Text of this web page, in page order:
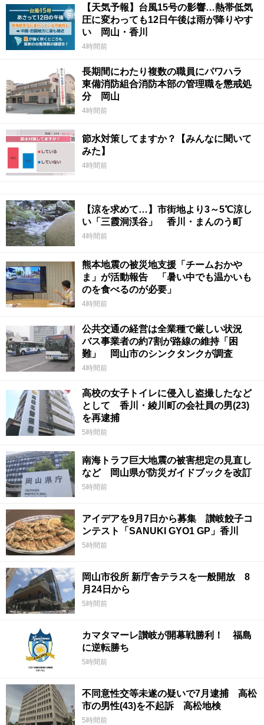
【天気予報】台風15号の影響…熱帯低気
圧に変わっても12日午後は雨が降りやす
い 岡山・香川
4時間前
長期間にわたり複数の職員にパワハラ
東備消防組合消防本部の管理職を懲戒処
分 岡山
4時間前
節水対策してますか？【みんなに聞いて
みた】
4時間前
【涼を求めて…】市街地より3～5℃涼し
い「三霞洞渓谷」 香川・まんのう町
4時間前
熊本地震の被災地支援「チームおかや
ま」が活動報告 「暑い中でも温かいも
のを食べるのが必要」
4時間前
公共交通の経営は全業種で厳しい状況
バス事業者の約7割が路線の維持「困
難」 岡山市のシンクタンクが調査
4時間前
高校の女子トイレに侵入し盗撮したなど
として 香川・綾川町の会社員の男(23)
を再逮捕
5時間前
南海トラフ巨大地震の被害想定の見直し
など 岡山県が防災ガイドブックを改訂
5時間前
アイデアを9月7日から募集 讃岐餃子コ
ンテスト「SANUKI GYO1 GP」香川
5時間前
岡山市役所 新庁舎テラスを一般開放 8
月24日から
5時間前
カマタマーレ讃岐が開幕戦勝利！ 福島
に逆転勝ち
5時間前
不同意性交等未遂の疑いで7月逮捕 高松
市の男性(43)を不起訴 高松地検
5時間前